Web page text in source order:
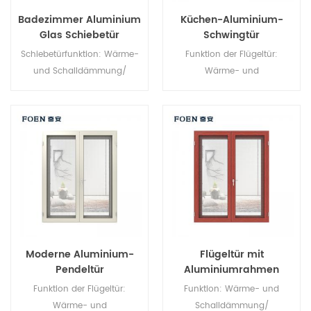
Badezimmer Aluminium
Glas Schiebetür
Schiebetürfunktion: Wärme-
und Schalldämmung/
nach Ihren Wünschen.
Küchen-Aluminium-
Schwingtür
Funktion der Flügeltür:
Wärme- und
Luftdichtheit. Glas: Ganz nach
Ihren Wünschen.
Moderne Aluminium-
Pendeltür
Funktion der Flügeltür:
Wärme- und
Flügeltür mit
Aluminiumrahmen
Funktion: Wärme- und
Schalldämmung/